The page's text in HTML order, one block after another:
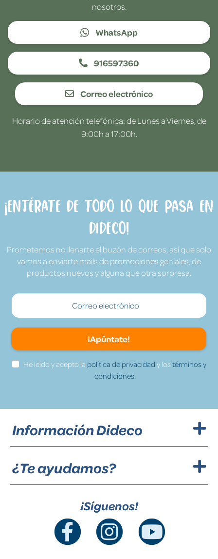
nosotros.
WhatsApp
916597360
Correo electrónico
Horario de atención telefónica: de Lunes a Viernes, de
9:00h a 17:00h.
¡Entérate de todo lo que pasa en
Dideco!
Prometemos no llenarte el buzón de correos, así que solo
vamos a enviarte mails de promociones geniales, de
productos nuevos y alguna que otra sorpresa.
¡Apúntate!
He leído y acepto la política de privacidad y lostérminos y
condiciones.
Información Dideco
¿Te ayudamos?
¡Síguenos!